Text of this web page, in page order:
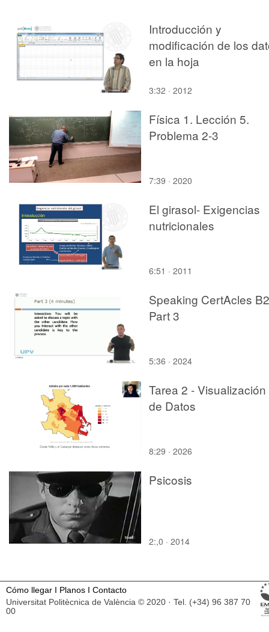
Introducción y
modificación de los
en la hoja
3:32 · 2012
Física 1. Lección 5.
Problema 2-3
7:39 · 2020
El girasol- Exigencias
nutricionales
6:51 · 2011
Speaking CertAcles
Part 3
5:36 · 2024
Tarea 2 - Visualización
de Datos
8:29 · 2026
Psicosis
2:,0 · 2014
Cómo llegar I Planos I Contacto
Universitat Politècnica de València © 2020 · Tel. (+34) 96 387 70
00